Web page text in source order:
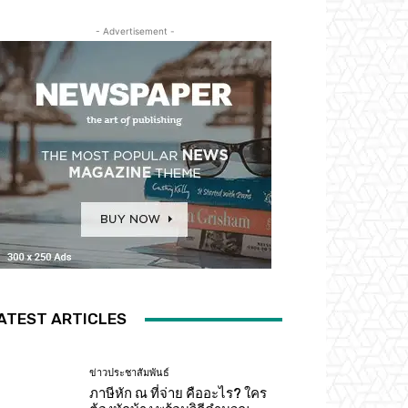
- Advertisement -
ARTICLES
ข่าวประชาสัมพันธ์
ภาษีหัก ณ ที่จ่าย คืออะไร? ใคร